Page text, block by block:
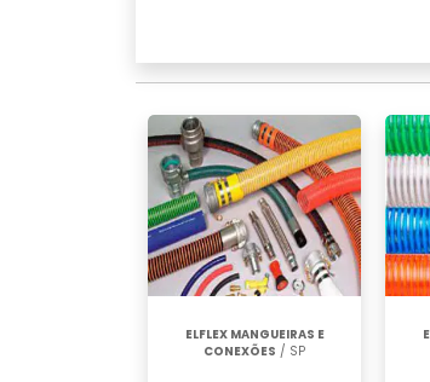
ELFLEX MANGUEIRAS E
CONEXÕES / SP